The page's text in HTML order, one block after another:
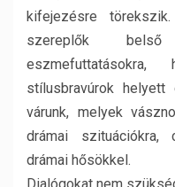
kifejezésre
szereplők belső
eszmefuttatásokra,
stílusbravúrok helyett
várunk, melyek
drámai szituációkra,
drámai hősökkel.